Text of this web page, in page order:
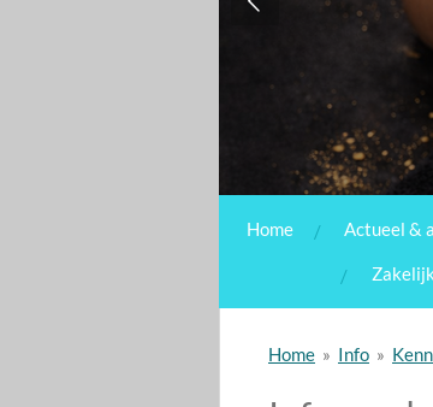
Home Actueel &
Home » Info »